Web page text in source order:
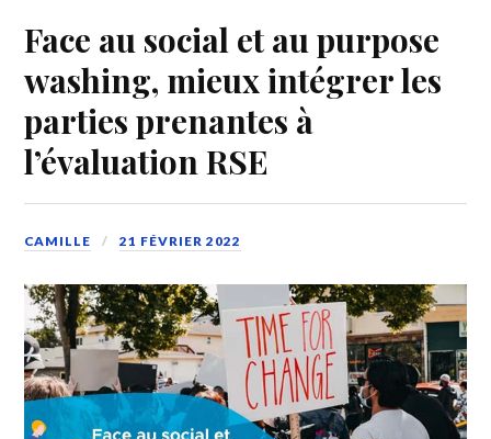
Face au social et au purpose
washing, mieux intégrer les
parties prenantes à
l’évaluation RSE
CAMILLE 21 FÉVRIER 2022